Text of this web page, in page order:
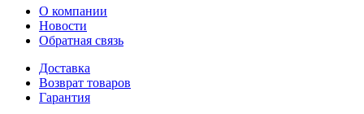
О компании
Новости
Обратная связь
Доставка
Возврат товаров
Гарантия